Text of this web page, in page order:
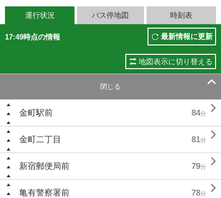
運行状況 バス停地図 時刻表
17:49時点の情報 最新情報に更新
地図表示に切り替える
閉じる 
金町駅前 84分 
金町二丁目 81分 
新宿郵便局前 79分 
亀有警察署前 78分 